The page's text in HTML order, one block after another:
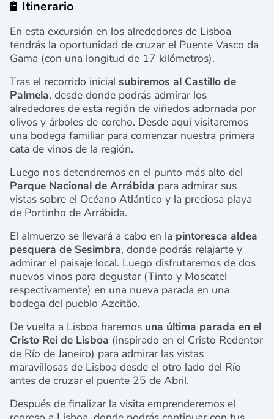
Itinerario
En esta excursión en los alrededores de Lisboa
tendrás la oportunidad de cruzar el Puente Vasco da
Gama (con una longitud de 17 kilómetros).
Tras el recorrido inicial subiremos al Castillo de
Palmela, desde donde podrás admirar los
alrededores de esta región de viñedos adornada por
olivos y árboles de corcho. Desde aquí visitaremos
una bodega familiar para comenzar nuestra primera
cata de vinos de la región.
Luego nos detendremos en el punto más alto del
Parque Nacional de Arrábida para admirar sus
vistas sobre el Océano Atlántico y la preciosa playa
de Portinho de Arrábida.
El almuerzo se llevará a cabo en la pintoresca aldea
pesquera de Sesimbra, donde podrás relajarte y
admirar el paisaje local. Luego disfrutaremos de dos
nuevos vinos para degustar (Tinto y Moscatel
respectivamente) en una nueva parada en una
bodega del pueblo Azeitão.
De vuelta a Lisboa haremos una última parada en el
Cristo Rei de Lisboa (inspirado en el Cristo Redentor
de Río de Janeiro) para admirar las vistas
maravillosas de Lisboa desde el otro lado del Río
antes de cruzar el puente 25 de Abril.
Después de finalizar la visita emprenderemos el